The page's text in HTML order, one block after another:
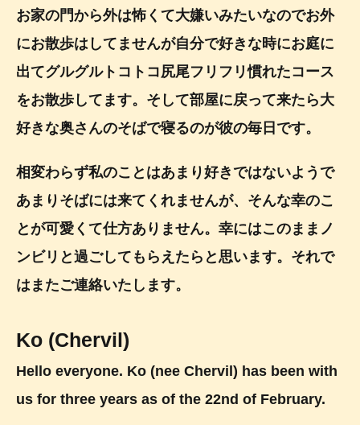
お家の門から外は怖くて大嫌いみたいなのでお外
にお散歩はしてませんが自分で好きな時にお庭に
出てグルグルトコトコ尻尾フリフリ慣れたコース
をお散歩してます。そして部屋に戻って来たら大
好きな奥さんのそばで寝るのが彼の毎日です。
相変わらず私のことはあまり好きではないようで
あまりそばには来てくれませんが、そんな幸のこ
とが可愛くて仕方ありません。幸にはこのままノ
ンビリと過ごしてもらえたらと思います。それで
はまたご連絡いたします。
Ko (Chervil)
Hello everyone. Ko (nee Chervil) has been with
us for three years as of the 22nd of February.